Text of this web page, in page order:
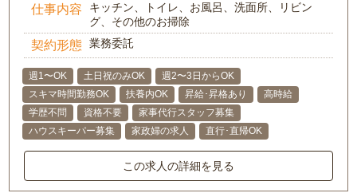
仕事内容
キッチン、トイレ、お風呂、洗面所、リビン
グ、その他のお掃除
契約形態 業務委託
週1〜OK 土日祝のみOK
週2〜3日からOK
スキマ時間勤務OK
扶養内OK 昇給･昇格あり
高時給
学歴不問
資格不要
家事代行スタッフ募集
ハウスキーパー募集
家政婦の求人 直行･直帰OK
この求人の詳細を見る